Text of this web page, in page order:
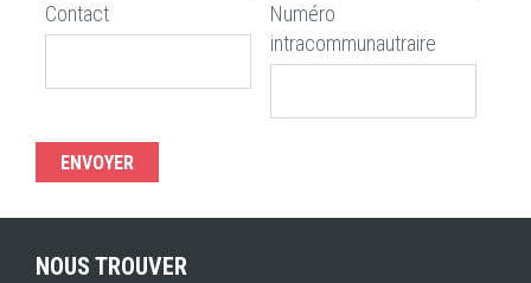
Contact
Numéro
intracommunautraire
NOUS TROUVER